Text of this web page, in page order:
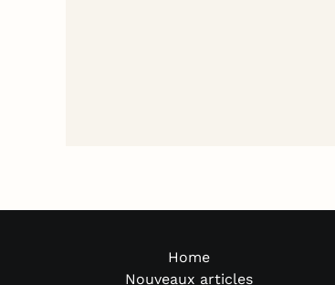
Home
Nouveaux articles